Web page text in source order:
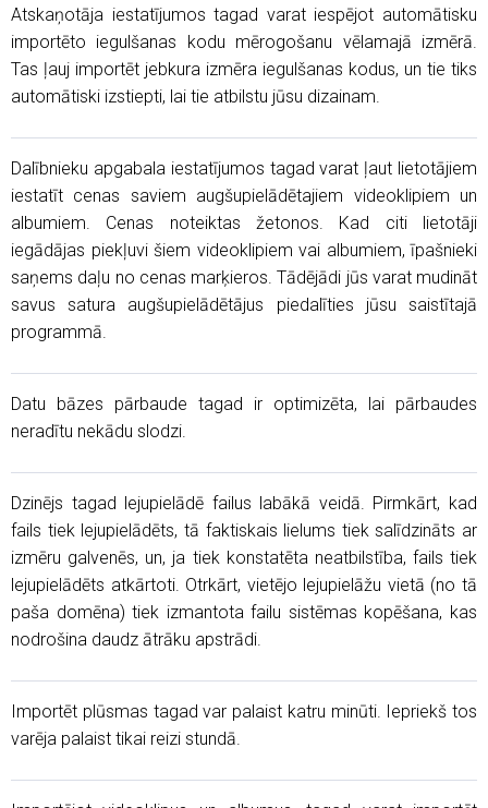
Atskaņotāja iestatījumos tagad varat iespējot automātisku
importēto iegulšanas kodu mērogošanu vēlamajā izmērā.
Tas ļauj importēt jebkura izmēra iegulšanas kodus, un tie tiks
automātiski izstiepti, lai tie atbilstu jūsu dizainam.
Dalībnieku apgabala iestatījumos tagad varat ļaut lietotājiem
iestatīt cenas saviem augšupielādētajiem videoklipiem un
albumiem. Cenas noteiktas žetonos. Kad citi lietotāji
iegādājas piekļuvi šiem videoklipiem vai albumiem, īpašnieki
saņems daļu no cenas marķieros. Tādējādi jūs varat mudināt
savus satura augšupielādētājus piedalīties jūsu saistītajā
programmā.
Datu bāzes pārbaude tagad ir optimizēta, lai pārbaudes
neradītu nekādu slodzi.
Dzinējs tagad lejupielādē failus labākā veidā. Pirmkārt, kad
fails tiek lejupielādēts, tā faktiskais lielums tiek salīdzināts ar
izmēru galvenēs, un, ja tiek konstatēta neatbilstība, fails tiek
lejupielādēts atkārtoti. Otrkārt, vietējo lejupielāžu vietā (no tā
paša domēna) tiek izmantota failu sistēmas kopēšana, kas
nodrošina daudz ātrāku apstrādi.
Importēt plūsmas tagad var palaist katru minūti. Iepriekš tos
varēja palaist tikai reizi stundā.